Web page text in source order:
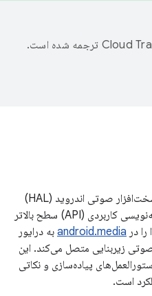
ترجمه شده است.
لایه انتزاعی سخت‌افزار صوتی اندروید (HAL)
رابط‌های برنامه‌نویسی کاربردی (API) سطح بالاتر
در android.media به درایور
زیربنایی متصل می‌کند. این
پیاده‌سازی و نکاتی
است.